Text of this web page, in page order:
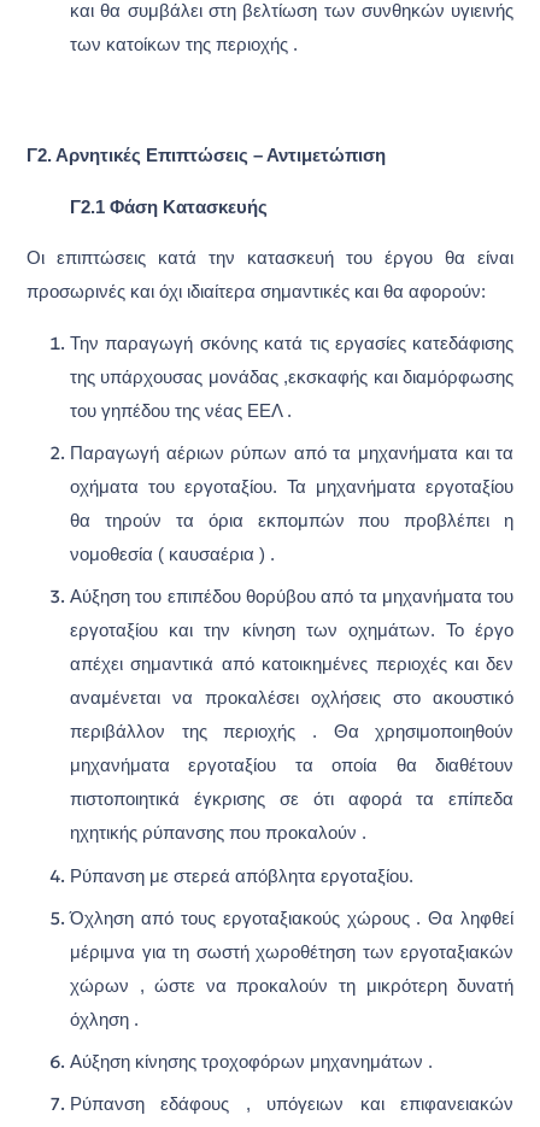
και θα συμβάλει στη βελτίωση των συνθηκών υγιεινής
των κατοίκων της περιοχής .
Γ2. Αρνητικές Επιπτώσεις – Αντιμετώπιση
Γ2.1 Φάση Κατασκευής
Οι επιπτώσεις κατά την κατασκευή του έργου θα είναι
προσωρινές και όχι ιδιαίτερα σημαντικές και θα αφορούν:
Την παραγωγή σκόνης κατά τις εργασίες κατεδάφισης
της υπάρχουσας μονάδας ,εκσκαφής και διαμόρφωσης
του γηπέδου της νέας ΕΕΛ .
Παραγωγή αέριων ρύπων από τα μηχανήματα και τα
οχήματα του εργοταξίου. Τα μηχανήματα εργοταξίου
θα τηρούν τα όρια εκπομπών που προβλέπει η
νομοθεσία ( καυσαέρια ) .
Αύξηση του επιπέδου θορύβου από τα μηχανήματα του
εργοταξίου και την κίνηση των οχημάτων. Το έργο
απέχει σημαντικά από κατοικημένες περιοχές και δεν
αναμένεται να προκαλέσει οχλήσεις στο ακουστικό
περιβάλλον της περιοχής . Θα χρησιμοποιηθούν
μηχανήματα εργοταξίου τα οποία θα διαθέτουν
πιστοποιητικά έγκρισης σε ότι αφορά τα επίπεδα
ηχητικής ρύπανσης που προκαλούν .
Ρύπανση με στερεά απόβλητα εργοταξίου.
Όχληση από τους εργοταξιακούς χώρους . Θα ληφθεί
μέριμνα για τη σωστή χωροθέτηση των εργοταξιακών
χώρων , ώστε να προκαλούν τη μικρότερη δυνατή
όχληση .
Αύξηση κίνησης τροχοφόρων μηχανημάτων .
Ρύπανση εδάφους , υπόγειων και επιφανειακών